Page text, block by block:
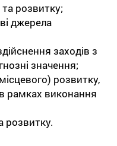
розвитку;
джерела
заходів з
значення;
розвитку,
рамках виконання
розвитку.